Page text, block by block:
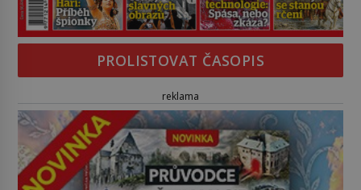
PROLISTOVAT ČASOPIS
reklama